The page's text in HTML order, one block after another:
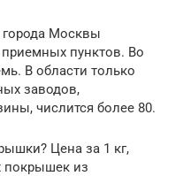
Москвы
пунктов. Во
В области только
заводов,
числится более 80.
Цена за 1 кг,
покрышек из